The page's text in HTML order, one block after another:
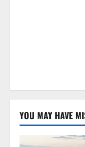
YOU MAY HAVE